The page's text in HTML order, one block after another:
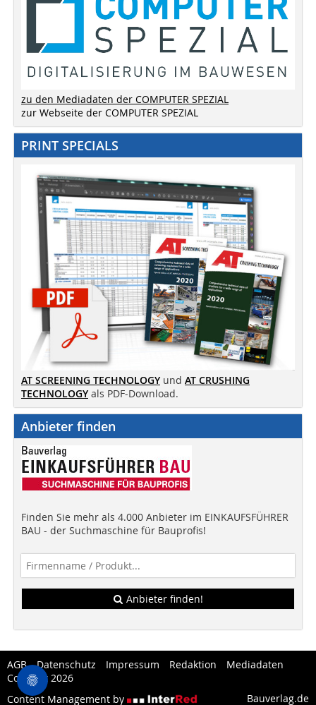
zu den Mediadaten der COMPUTER SPEZIAL
zur Webseite der COMPUTER SPEZIAL
PRINT SPECIALS
AT SCREENING TECHNOLOGY und AT CRUSHING
TECHNOLOGY als PDF-Download.
Anbieter finden
Finden Sie mehr als 4.000 Anbieter im EINKAUFSFÜHRER
BAU - der Suchmaschine für Bauprofis!
Anbieter finden!
AGB Datenschutz Impressum Redaktion
Mediadaten
Copytest 2026
Content Management by
Bauverlag.de